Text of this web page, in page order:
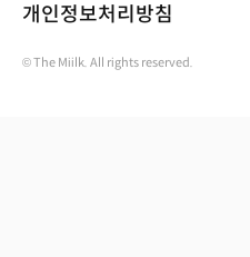
개인정보처리방침
© The Miilk. All rights reserved.